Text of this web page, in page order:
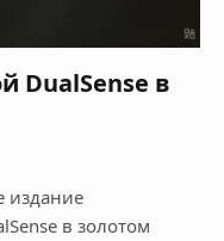
DualSense в
издание
в золотом